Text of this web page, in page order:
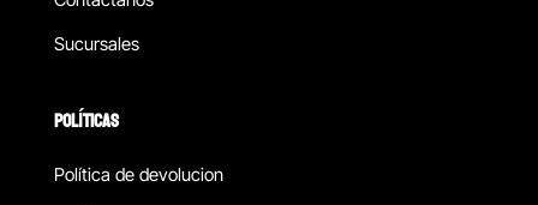
Sucursales
POLÍTICAS
Política de devolucion